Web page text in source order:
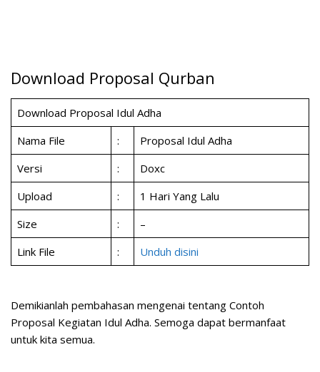
Download Proposal Qurban
Download Proposal Idul Adha
Nama File
:
Proposal Idul Adha
Versi
:
Doxc
Upload
:
1 Hari Yang Lalu
Size
:
–
Link File
: Unduh disini
Demikianlah pembahasan mengenai tentang Contoh
Proposal Kegiatan Idul Adha. Semoga dapat bermanfaat
untuk kita semua.